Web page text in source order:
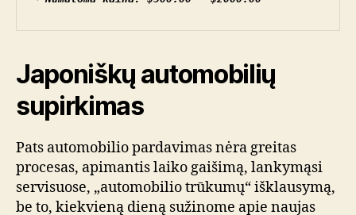
Japoniškų automobilių
supirkimas
Pats automobilio pardavimas nėra greitas
procesas, apimantis laiko gaišimą, lankymąsi
servisuose, „automobilio trūkumų“ išklausymą,
be to, kiekvieną dieną sužinome apie naujas